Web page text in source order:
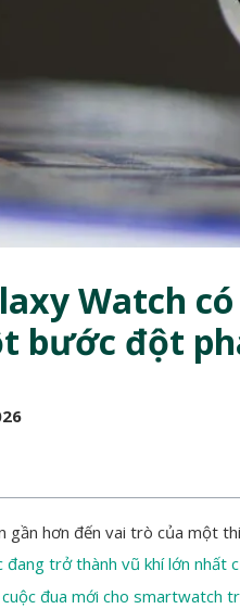
Watch
bước đột
gần hơn đến vai trò của một
đang trở thành vũ khí lớn nhất
đua mới cho smartwatch